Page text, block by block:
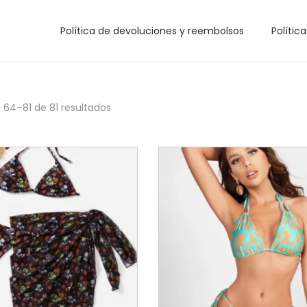
Política de devoluciones y reembolsos
64–81 de 81 resultados